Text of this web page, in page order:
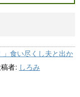
」食い尽くし夫と出か
者: しろみ